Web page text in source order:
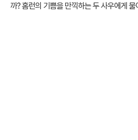
까? 홈런의 기쁨을 만끽하는 두 사우에게 물